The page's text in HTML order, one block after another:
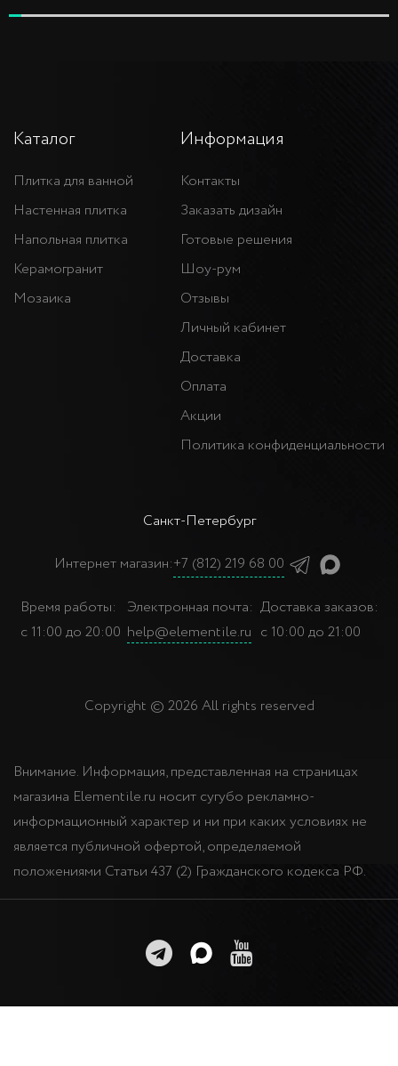
Санкт-Петербург
Интернет магазин:+7 (812) 219 68 00
Время работы:
с 11:00 до 20:00
Электронная почта:
help@elementile.ru
Доставка заказов:
с 10:00 до 21:00
Каталог
Плитка для ванной
Настенная плитка
Напольная плитка
Керамогранит
Мозаика
Информация
Контакты
Заказать дизайн
Готовые решения
Шоу-рум
Отзывы
Личный кабинет
Доставка
Оплата
Акции
Политика конфиденциальности
Copyright © 2026 All rights reserved
Внимание. Информация, представленная на страницах
магазина Elementile.ru носит сугубо рекламно-
информационный характер и ни при каких условиях не
является публичной офертой, определяемой
положениями Статьи 437 (2) Гражданского кодекса РФ.